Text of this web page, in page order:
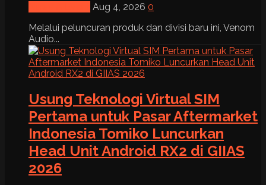
Aug 4, 2026 0
Melalui peluncuran produk dan divisi baru ini, Venom
Audio...
Usung Teknologi Virtual SIM
Pertama untuk Pasar Aftermarket
Indonesia Tomiko Luncurkan
Head Unit Android RX2 di GIIAS
2026